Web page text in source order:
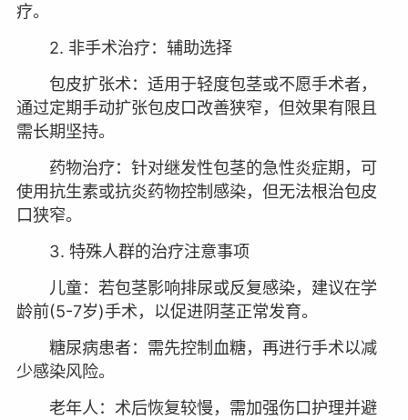
疗。
2. 非手术治疗：辅助选择
包皮扩张术：适用于轻度包茎或不愿手术者，
通过定期手动扩张包皮口改善狭窄，但效果有限且
需长期坚持。
药物治疗：针对继发性包茎的急性炎症期，可
使用抗生素或抗炎药物控制感染，但无法根治包皮
口狭窄。
3. 特殊人群的治疗注意事项
儿童：若包茎影响排尿或反复感染，建议在学
龄前(5-7岁)手术，以促进阴茎正常发育。
糖尿病患者：需先控制血糖，再进行手术以减
少感染风险。
老年人：术后恢复较慢，需加强伤口护理并避